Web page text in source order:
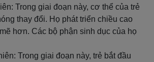
Trong giai đoạn này, cơ thể của trẻ
thay đổi. Họ phát triển chiều cao
hơn. Các bộ phận sinh dục của họ
Trong giai đoạn này, trẻ bắt đầu